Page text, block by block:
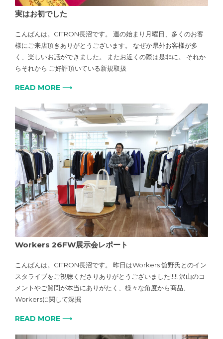
実はお初でした
こんばんは。CITRON長沼です。 週の始まり月曜日、多くのお客
様にご来店頂きありがとうございます。 なぜか県外お客様が多
く、楽しいお話ができました。 またお近くの際は是非に。 それか
らそれから ご好評頂いている新規取扱
READ MORE ⟶
Workers 26FW展示会レポート
こんばんは。CITRON長沼です。 昨日はWorkers 舘野氏とのイン
スタライブをご視聴くださりありがとうございました!!!!! 沢山のコ
メントやご質問が本当にありがたく、様々な角度から商品、
Workersに関して深掘
READ MORE ⟶